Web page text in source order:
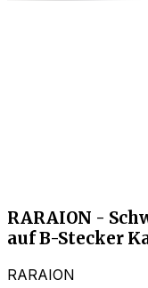
RARAION -
auf B-Stecker
RARAION